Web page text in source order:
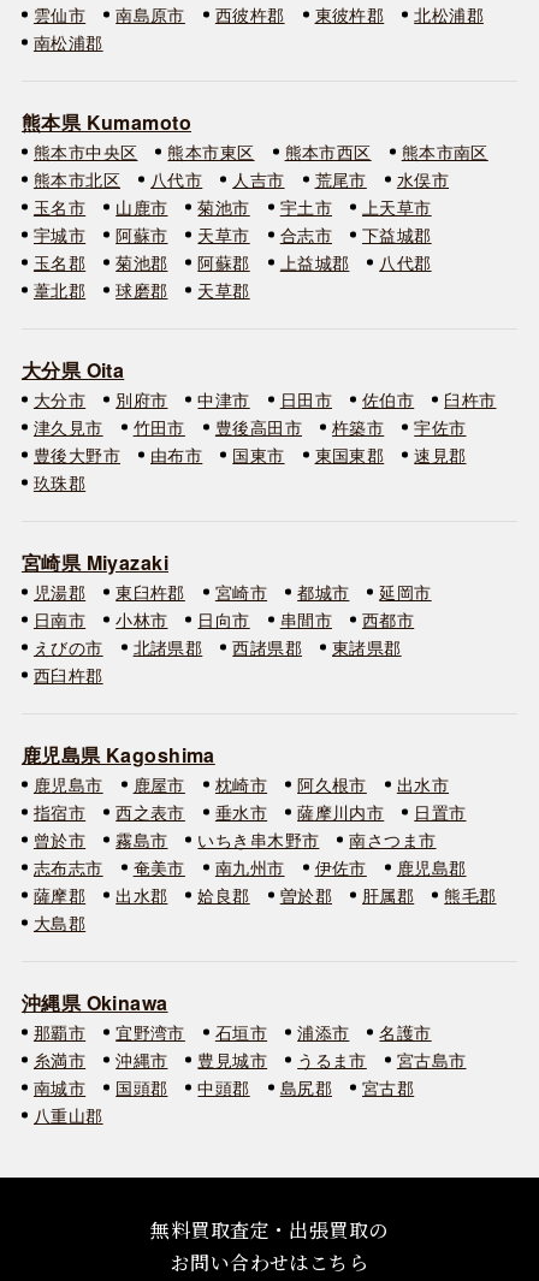
雲仙市
南島原市 西彼杵郡 東彼杵郡
北松浦郡
南松浦郡
熊本県 Kumamoto
熊本市中央区 熊本市東区 熊本市西区
熊本市南区
熊本市北区
八代市 人吉市 荒尾市
水俣市
玉名市
山鹿市 菊池市 宇土市
上天草市
宇城市
阿蘇市 天草市 合志市
下益城郡
玉名郡
菊池郡 阿蘇郡 上益城郡
八代郡
葦北郡
球磨郡 天草郡
大分県 Oita
大分市 別府市 中津市 日田市 佐伯市
臼杵市
津久見市
竹田市 豊後高田市 杵築市
宇佐市
豊後大野市
由布市 国東市 東国東郡
速見郡
玖珠郡
宮崎県 Miyazaki
児湯郡 東臼杵郡 宮崎市 都城市
延岡市
日南市
小林市 日向市 串間市
西都市
えびの市
北諸県郡 西諸県郡
東諸県郡
西臼杵郡
鹿児島県 Kagoshima
鹿児島市 鹿屋市 枕崎市 阿久根市
出水市
指宿市
西之表市 垂水市 薩摩川内市
日置市
曾於市
霧島市 いちき串木野市
南さつま市
志布志市
奄美市 南九州市 伊佐市
鹿児島郡
薩摩郡
出水郡 姶良郡 曽於郡 肝属郡
熊毛郡
大島郡
沖縄県 Okinawa
那覇市 宜野湾市 石垣市 浦添市
名護市
糸満市
沖縄市 豊見城市 うるま市
宮古島市
南城市
国頭郡 中頭郡 島尻郡
宮古郡
八重山郡
無料買取査定・出張買取の
お問い合わせはこちら